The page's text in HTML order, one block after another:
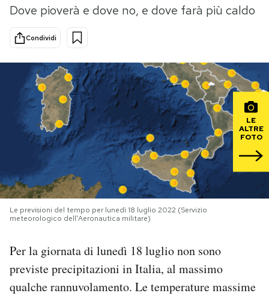
Tecnologia
Internet
Scienza
Cultura
Economia
Sport
Storie/Idee
Europa
Altrecose
Mondiali calcio 2026
PODCAST
NEWSLETTER
SHOP
Dove pioverà e dove no, e dove farà più caldo
Condividi
LE
ALTRE
FOTO
Le previsioni del tempo per lunedì 18 luglio 2022 (Servizio
meteorologico dell'Aeronautica militare)
Per la giornata di lunedì 18 luglio non sono
previste precipitazioni in Italia, al massimo
qualche rannuvolamento. Le temperature massime